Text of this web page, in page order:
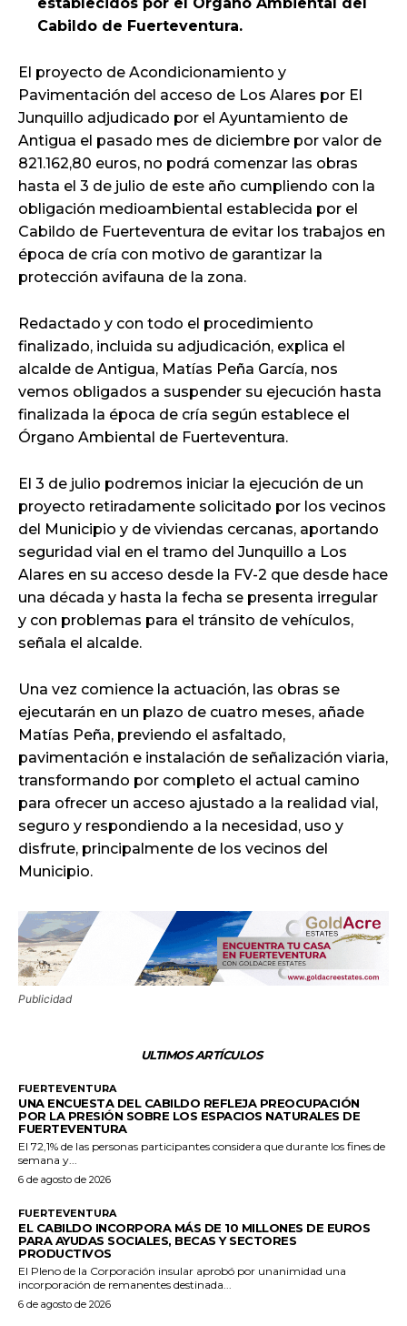
establecidos por el Órgano Ambiental del
Cabildo de Fuerteventura.
El proyecto de Acondicionamiento y
Pavimentación del acceso de Los Alares por El
Junquillo adjudicado por el Ayuntamiento de
Antigua el pasado mes de diciembre por valor de
821.162,80 euros, no podrá comenzar las obras
hasta el 3 de julio de este año cumpliendo con la
obligación medioambiental establecida por el
Cabildo de Fuerteventura de evitar los trabajos en
época de cría con motivo de garantizar la
protección avifauna de la zona.
Redactado y con todo el procedimiento
finalizado, incluida su adjudicación, explica el
alcalde de Antigua, Matías Peña García, nos
vemos obligados a suspender su ejecución hasta
finalizada la época de cría según establece el
Órgano Ambiental de Fuerteventura.
El 3 de julio podremos iniciar la ejecución de un
proyecto retiradamente solicitado por los vecinos
del Municipio y de viviendas cercanas, aportando
seguridad vial en el tramo del Junquillo a Los
Alares en su acceso desde la FV-2 que desde hace
una década y hasta la fecha se presenta irregular
y con problemas para el tránsito de vehículos,
señala el alcalde.
Una vez comience la actuación, las obras se
ejecutarán en un plazo de cuatro meses, añade
Matías Peña, previendo el asfaltado,
pavimentación e instalación de señalización viaria,
transformando por completo el actual camino
para ofrecer un acceso ajustado a la realidad vial,
seguro y respondiendo a la necesidad, uso y
disfrute, principalmente de los vecinos del
Municipio.
Publicidad
ULTIMOS ARTÍCULOS
FUERTEVENTURA
UNA ENCUESTA DEL CABILDO REFLEJA PREOCUPACIÓN
POR LA PRESIÓN SOBRE LOS ESPACIOS NATURALES DE
FUERTEVENTURA
El 72,1% de las personas participantes considera que durante los fines de
semana y...
6 de agosto de 2026
FUERTEVENTURA
EL CABILDO INCORPORA MÁS DE 10 MILLONES DE EUROS
PARA AYUDAS SOCIALES, BECAS Y SECTORES
PRODUCTIVOS
El Pleno de la Corporación insular aprobó por unanimidad una
incorporación de remanentes destinada...
6 de agosto de 2026